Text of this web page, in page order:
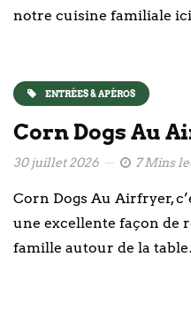
notre cuisine familiale
ENTRÉES & APÉROS
Corn Dogs Au
30 juillet 2026 7 Mins
Corn Dogs Au Airfryer,
une excellente façon de
famille autour de la